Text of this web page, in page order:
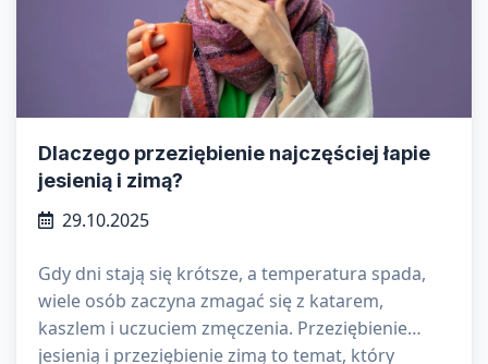
Dlaczego przeziębienie najczęściej łapie
jesienią i zimą?
29.10.2025
Gdy dni stają się krótsze, a temperatura spada,
wiele osób zaczyna zmagać się z katarem,
kaszlem i uczuciem zmęczenia. Przeziębienie
jesienią i przeziębienie zimą to temat, który